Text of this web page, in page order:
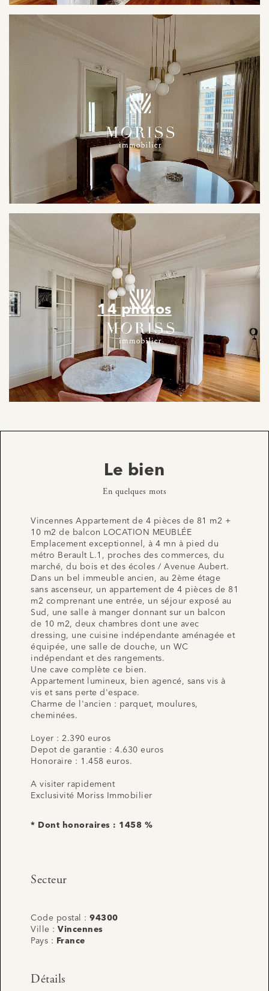
14 photos
Le bien
En quelques mots
Vincennes Appartement de 4 pièces de 81 m2 +
10 m2 de balcon LOCATION MEUBLÉE
Emplacement exceptionnel, à 4 mn à pied du
métro Berault L.1, proches des commerces, du
marché, du bois et des écoles / Avenue Aubert.
Dans un bel immeuble ancien, au 2ème étage
sans ascenseur, un appartement de 4 pièces de 81
m2 comprenant une entrée, un séjour exposé au
Sud, une salle à manger donnant sur un balcon
de 10 m2, deux chambres dont une avec
dressing, une cuisine indépendante aménagée et
équipée, une salle de douche, un WC
indépendant et des rangements.
Une cave complète ce bien.
Appartement lumineux, bien agencé, sans vis à
vis et sans perte d'espace.
Charme de l'ancien : parquet, moulures,
cheminées.
Loyer : 2.390 euros
Depot de garantie : 4.630 euros
Honoraire : 1.458 euros.
A visiter rapidement
Exclusivité Moriss Immobilier
* Dont honoraires : 1458 %
Secteur
Code postal : 94300
Ville : Vincennes
Pays :
France
Détails